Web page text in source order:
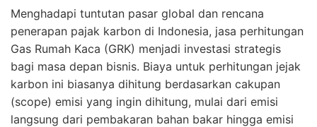
Menghadapi tuntutan pasar global dan rencana
penerapan pajak karbon di Indonesia, jasa perhitungan
Gas Rumah Kaca (GRK) menjadi investasi strategis
bagi masa depan bisnis. Biaya untuk perhitungan jejak
karbon ini biasanya dihitung berdasarkan cakupan
(scope) emisi yang ingin dihitung, mulai dari emisi
langsung dari pembakaran bahan bakar hingga emisi